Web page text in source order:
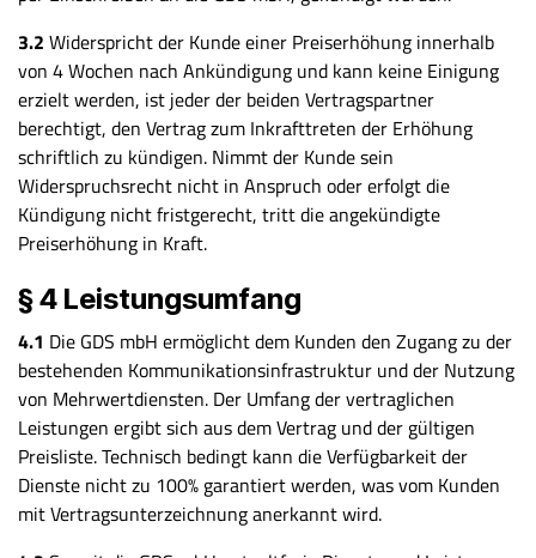
3.2 Widerspricht der Kunde einer Preiserhöhung innerhalb
von 4 Wochen nach Ankündigung und kann keine Einigung
erzielt werden, ist jeder der beiden Vertragspartner
berechtigt, den Vertrag zum Inkrafttreten der Erhöhung
schriftlich zu kündigen. Nimmt der Kunde sein
Widerspruchsrecht nicht in Anspruch oder erfolgt die
Kündigung nicht fristgerecht, tritt die angekündigte
Preiserhöhung in Kraft.
§ 4 Leistungsumfang
4.1 Die GDS mbH ermöglicht dem Kunden den Zugang zu der
bestehenden Kommunikationsinfrastruktur und der Nutzung
von Mehrwertdiensten. Der Umfang der vertraglichen
Leistungen ergibt sich aus dem Vertrag und der gültigen
Preisliste. Technisch bedingt kann die Verfügbarkeit der
Dienste nicht zu 100% garantiert werden, was vom Kunden
mit Vertragsunterzeichnung anerkannt wird.